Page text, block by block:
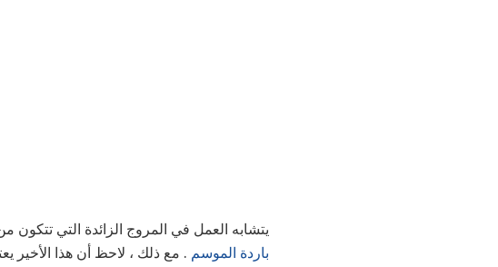
يتشابه العمل في المروج الزائدة التي
باردة الموسم . مع ذلك ، لاحظ أن هذا الأخير